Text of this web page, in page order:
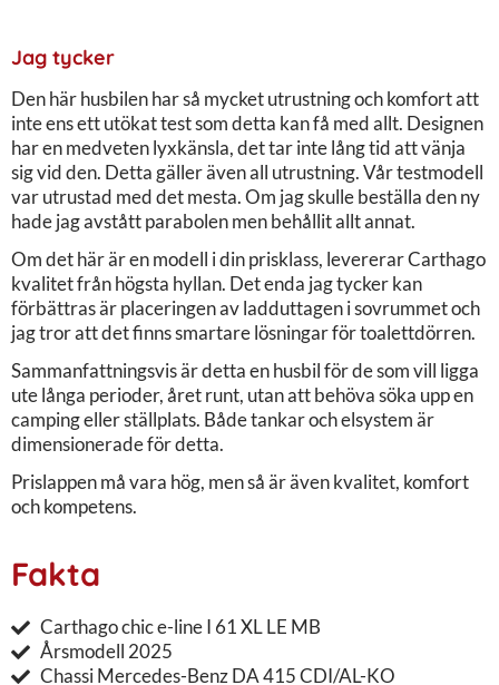
Jag tycker
Den här husbilen har så mycket utrustning och komfort att
inte ens ett utökat test som detta kan få med allt. Designen
har en medveten lyxkänsla, det tar inte lång tid att vänja
sig vid den. Detta gäller även all utrustning. Vår testmodell
var utrustad med det mesta. Om jag skulle beställa den ny
hade jag avstått parabolen men behållit allt annat.
Om det här är en modell i din prisklass, levererar Carthago
kvalitet från högsta hyllan. Det enda jag tycker kan
förbättras är placeringen av ladduttagen i sovrummet och
jag tror att det finns smartare lösningar för toalettdörren.
Sammanfattningsvis är detta en husbil för de som vill ligga
ute långa perioder, året runt, utan att behöva söka upp en
camping eller ställplats. Både tankar och elsystem är
dimensionerade för detta.
Prislappen må vara hög, men så är även kvalitet, komfort
och kompetens.
Fakta
Carthago chic e-line I 61 XL LE MB
Årsmodell 2025
Chassi Mercedes-Benz DA 415 CDI/AL-KO